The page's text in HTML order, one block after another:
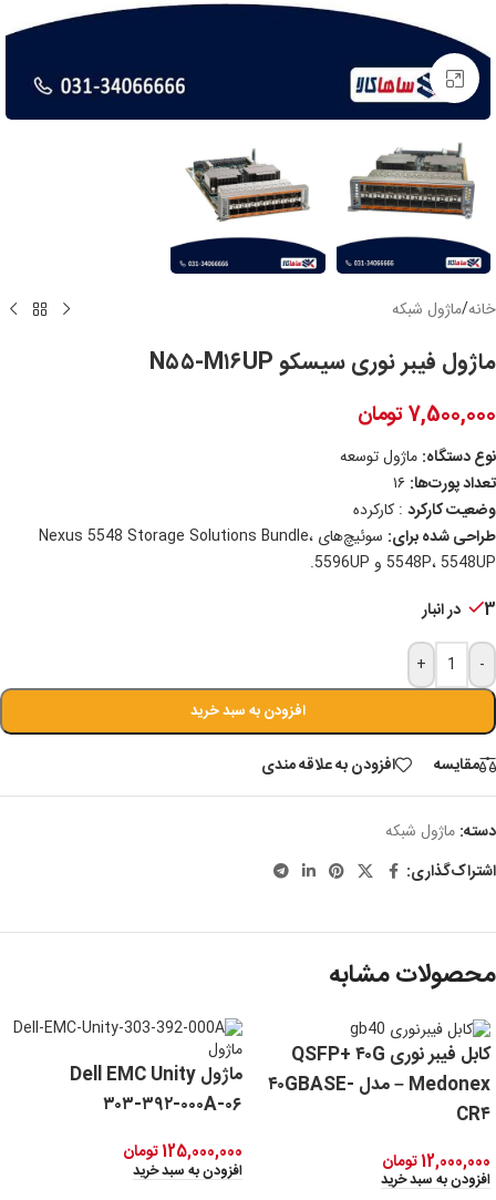
برای بزرگنمایی کلیک کنید
خانه/ماژول شبکه
ماژول فیبر نوری سیسکو N۵۵-M۱۶UP
7,500,000تومان
نوع دستگاه: ماژول توسعه
تعداد پورت‌ها:
وضعیت کارکرد : کارکرده
طراحی شده برای:
سوئیچ‌های Nexus 5548 Storage Solutions Bundle،
5548P، 5548UP و 5596UP.
3 در انبار
-
+
افزودن به سبد خرید
مقايسه افزودن به علاقه مندی
دسته: ماژول شبکه
اشتراک‌گذاری:
محصولات مشابه
کابل فیبر نوری QSFP+ ۴۰G
Medonex – مدل ۴۰GBASE-
CR۴
12,000,000تومان
افزودن به سبد خرید
ماژول Dell EMC Unity
۳۰۳-۳۹۲-۰۰۰A-۰۶
125,000,000تومان
افزودن به سبد خرید